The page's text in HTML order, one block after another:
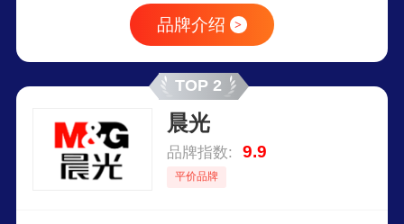
品牌介绍 >
TOP 2
晨光
品牌指数: 9.9
平价品牌